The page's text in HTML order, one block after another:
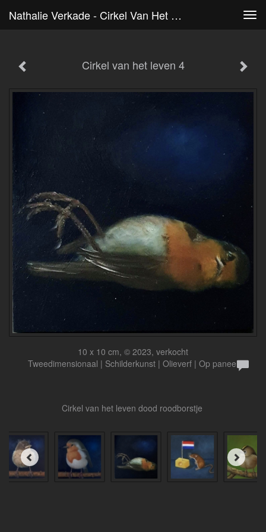
Nathalie Verkade - Cirkel Van Het Leven 4
Cirkel van het leven 4
10 x 10 cm, © 2023, verkocht
Tweedimensionaal | Schilderkunst | Olieverf | Op paneel
Cirkel van het leven dood roodborstje